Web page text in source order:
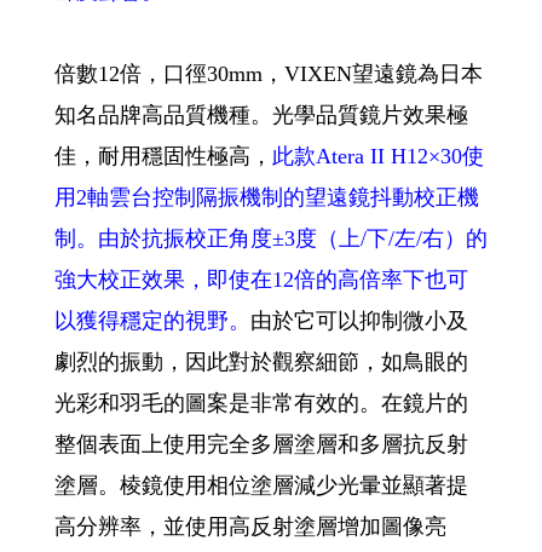
倍數12倍，口徑30mm，VIXEN望遠鏡為日本
知名品牌高品質機種。光學品質鏡片效果極
佳，耐用穩固性極高， 此款Atera II H12×30使
用2軸雲台控制隔振機制的望遠鏡抖動校正機
制。由於抗振校正角度±3度（上/下/左/右）的
強大校正效果，即使在12倍的高倍率下也可
以獲得穩定的視野。 由於它可以抑制微小及
劇烈的振動，因此對於觀察細節，如鳥眼的
光彩和羽毛的圖案是非常有效的。在鏡片的
整個表面上使用完全多層塗層和多層抗反射
塗層。棱鏡使用相位塗層減少光暈並顯著提
高分辨率，並使用高反射塗層增加圖像亮